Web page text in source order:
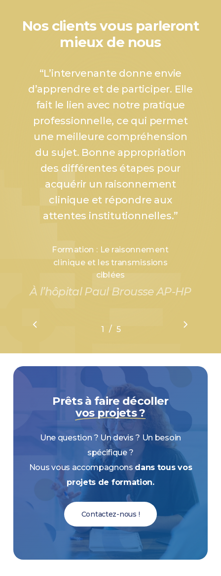
Nos clients vous parleront
mieux de nous
“L’intervenante donne envie
d’apprendre et de participer. Elle
fait le lien avec notre pratique
professionnelle, ce qui permet
une meilleure compréhension
du sujet. Bonne appropriation
des différentes étapes pour
acquérir un raisonnement
clinique et répondre aux
attentes institutionnelles.”
Formation : Le raisonnement
clinique et les transmissions
ciblées
À l’hôpital Paul Brousse AP-HP
1 2 3
/ 5
Prêts à faire décoller
vos projets ?
Une question ? Un devis ? Un besoin
spécifique ?
Nous vous accompagnons dans tous vos
projets de formation.
Contactez-nous !